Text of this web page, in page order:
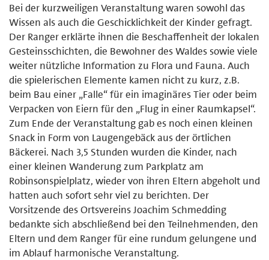
Bei der kurzweiligen Veranstaltung waren sowohl das
Wissen als auch die Geschicklichkeit der Kinder gefragt.
Der Ranger erklärte ihnen die Beschaffenheit der lokalen
Gesteinsschichten, die Bewohner des Waldes sowie viele
weiter nützliche Information zu Flora und Fauna. Auch
die spielerischen Elemente kamen nicht zu kurz, z.B.
beim Bau einer „Falle“ für ein imaginäres Tier oder beim
Verpacken von Eiern für den „Flug in einer Raumkapsel“.
Zum Ende der Veranstaltung gab es noch einen kleinen
Snack in Form von Laugengebäck aus der örtlichen
Bäckerei. Nach 3,5 Stunden wurden die Kinder, nach
einer kleinen Wanderung zum Parkplatz am
Robinsonspielplatz, wieder von ihren Eltern abgeholt und
hatten auch sofort sehr viel zu berichten. Der
Vorsitzende des Ortsvereins Joachim Schmedding
bedankte sich abschließend bei den Teilnehmenden, den
Eltern und dem Ranger für eine rundum gelungene und
im Ablauf harmonische Veranstaltung.